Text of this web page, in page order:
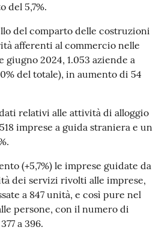
del 5,7%.
del comparto delle costruzioni
afferenti al commercio nelle
giugno 2024, 1.053 aziende a
del totale), in aumento di 54
relativi alle attività di alloggio
imprese a guida straniera e un
(+5,7%) le imprese guidate da
dei servizi rivolti alle imprese,
a 847 unità, e così pure nel
persone, con il numero di
a 396.